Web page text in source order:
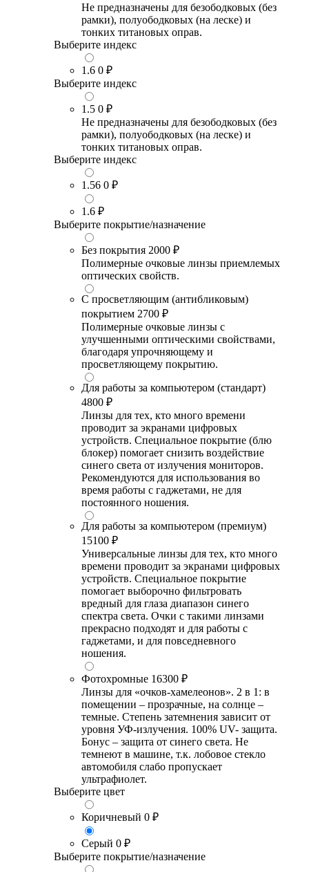
Не предназначены для безободковых (без
рамки), полуободковых (на леске) и
тонких титановых оправ.
Выберите индекс
1.6 0 ₽
Выберите индекс
1.5 0 ₽
Не предназначены для безободковых (без
рамки), полуободковых (на леске) и
тонких титановых оправ.
Выберите индекс
1.56 0 ₽
1.6 ₽
Выберите покрытие/назначение
Без покрытия 2000 ₽
Полимерные очковые линзы приемлемых
оптических свойств.
С просветляющим (антибликовым)
покрытием 2700 ₽
Полимерные очковые линзы с
улучшенными оптическими свойствами,
благодаря упрочняющему и
просветляющему покрытию.
Для работы за компьютером (стандарт)
4800 ₽
Линзы для тех, кто много времени
проводит за экранами цифровых
устройств. Специальное покрытие (блю
блокер) помогает снизить воздействие
синего света от излучения мониторов.
Рекомендуются для использования во
время работы с гаджетами, не для
постоянного ношения.
Для работы за компьютером (премиум)
15100 ₽
Универсальные линзы для тех, кто много
времени проводит за экранами цифровых
устройств. Специальное покрытие
помогает выборочно фильтровать
вредный для глаза диапазон синего
спектра света. Очки с такими линзами
прекрасно подходят и для работы с
гаджетами, и для повседневного
ношения.
Фотохромные 16300 ₽
Линзы для «очков-хамелеонов». 2 в 1: в
помещении – прозрачные, на солнце –
темные. Степень затемнения зависит от
уровня УФ-излучения. 100% UV- защита.
Бонус – защита от синего света. Не
темнеют в машине, т.к. лобовое стекло
автомобиля слабо пропускает
ультрафиолет.
Выберите цвет
Коричневый 0 ₽
Серый 0 ₽
Выберите покрытие/назначение